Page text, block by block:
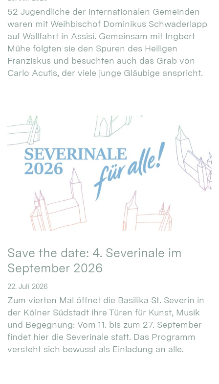
52 Jugendliche der internationalen Gemeinden
waren mit Weihbischof Dominikus Schwaderlapp
auf Wallfahrt in Assisi. Gemeinsam mit Ingbert
Mühe folgten sie den Spuren des Heiligen
Franziskus und besuchten auch das Grab von
Carlo Acutis, der viele junge Gläubige anspricht.
Save the date: 4. Severinale im
September 2026
22. Juli 2026
Zum vierten Mal öffnet die Basilika St. Severin in
der Kölner Südstadt ihre Türen für Kunst, Musik
und Begegnung: Vom 11. bis zum 27. September
findet hier die Severinale statt. Das Programm
versteht sich bewusst als Einladung an alle.